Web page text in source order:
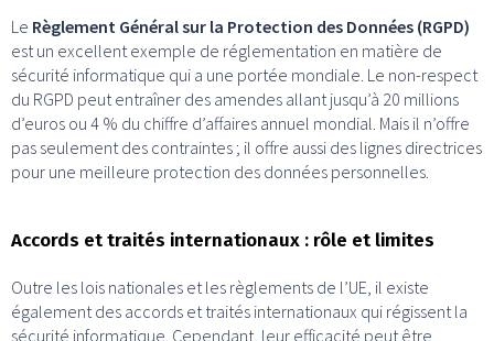
Le Règlement Général sur la Protection des Données (RGPD)
est un excellent exemple de réglementation en matière de
sécurité informatique qui a une portée mondiale. Le non-respect
du RGPD peut entraîner des amendes allant jusqu’à 20 millions
d’euros ou 4 % du chiffre d’affaires annuel mondial. Mais il n’offre
pas seulement des contraintes ; il offre aussi des lignes directrices
pour une meilleure protection des données personnelles.
Accords et traités internationaux : rôle et limites
Outre les lois nationales et les règlements de l’UE, il existe
également des accords et traités internationaux qui régissent la
sécurité informatique. Cependant, leur efficacité peut être